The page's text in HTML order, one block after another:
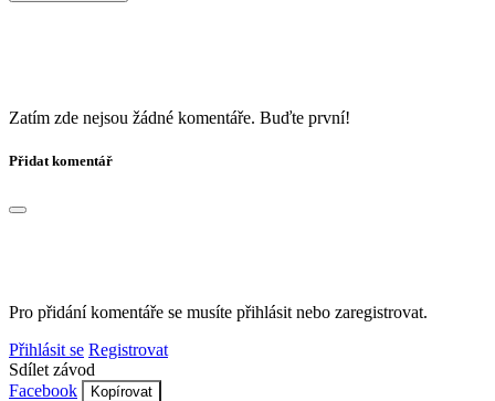
Zatím zde nejsou žádné komentáře. Buďte první!
Přidat komentář
Pro přidání komentáře se musíte přihlásit nebo zaregistrovat.
Přihlásit se Registrovat
Sdílet závod
Facebook
Kopírovat